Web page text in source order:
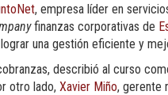
, empresa líder en
finanzas corporativas de
una gestión eficiente y
describió al curso
otro lado, Xavier Miño, gerente